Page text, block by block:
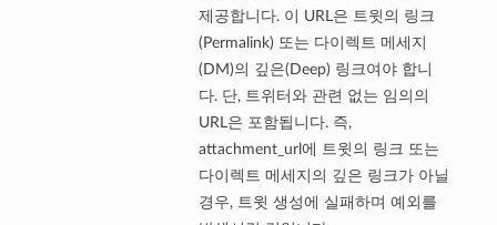
제공합니다. 이 URL은 트윗의 링크
(Permalink) 또는 다이렉트 메세지
(DM)의 깊은(Deep) 링크여야 합니
다. 단, 트위터와 관련 없는 임의의
URL은 포함됩니다. 즉,
attachment_url에 트윗의 링크 또는
다이렉트 메세지의 깊은 링크가 아닐
경우, 트윗 생성에 실패하며 예외를